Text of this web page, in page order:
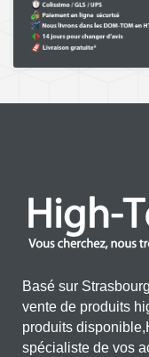
Basé sur
vente de produits
produits
spécialiste de vos